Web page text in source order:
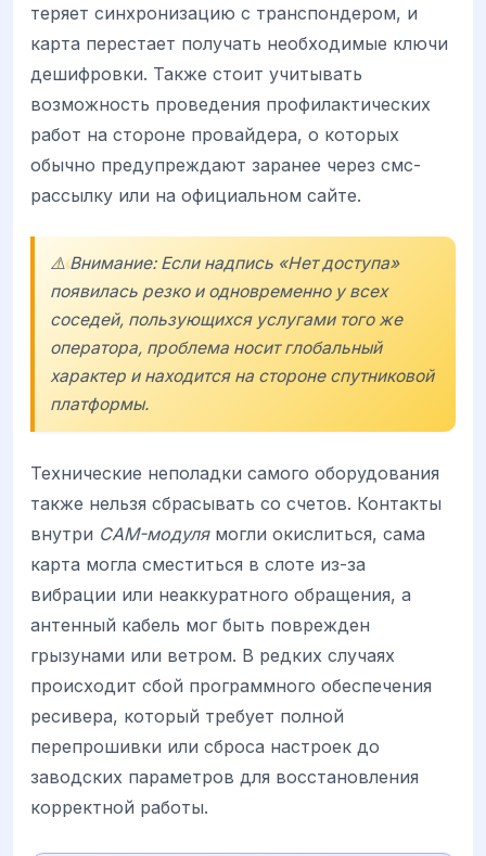
теряет синхронизацию с транспондером, и
карта перестает получать необходимые ключи
дешифровки. Также стоит учитывать
возможность проведения профилактических
работ на стороне провайдера, о которых
обычно предупреждают заранее через смс-
рассылку или на официальном сайте.
⚠️ Внимание: Если надпись «Нет доступа»
появилась резко и одновременно у всех
соседей, пользующихся услугами того же
оператора, проблема носит глобальный
характер и находится на стороне спутниковой
платформы.
Технические неполадки самого оборудования
также нельзя сбрасывать со счетов. Контакты
внутри CAM-модулямогли окислиться, сама
карта могла сместиться в слоте из-за
вибрации или неаккуратного обращения, а
антенный кабель мог быть поврежден
грызунами или ветром. В редких случаях
происходит сбой программного обеспечения
ресивера, который требует полной
перепрошивки или сброса настроек до
заводских параметров для восстановления
корректной работы.